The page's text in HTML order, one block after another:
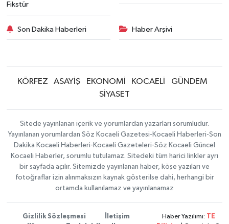
Fikstür
Son Dakika Haberleri Haber Arşivi
KÖRFEZ ASAYİŞ EKONOMİ KOCAELİ
GÜNDEM
SİYASET
Sitede yayınlanan içerik ve yorumlardan yazarları sorumludur.
Yayınlanan yorumlardan Söz Kocaeli Gazetesi-Kocaeli Haberleri-Son
Dakika Kocaeli Haberleri-Kocaeli Gazeteleri-Söz Kocaeli Güncel
Kocaeli Haberler, sorumlu tutulamaz. Sitedeki tüm harici linkler ayrı
bir sayfada açılır. Sitemizde yayınlanan haber, köşe yazıları ve
fotoğraflar izin alınmaksızın kaynak gösterilse dahi, herhangi bir
ortamda kullanılamaz ve yayınlanamaz
Gizlilik Sözleşmesi
İletişim
Haber Yazılımı:
TE